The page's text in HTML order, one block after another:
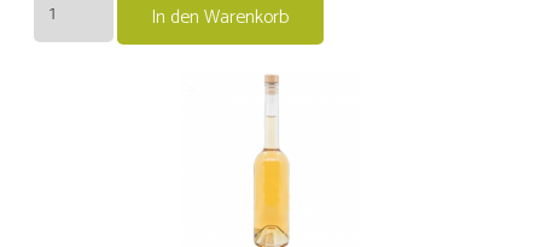
In den Warenkorb